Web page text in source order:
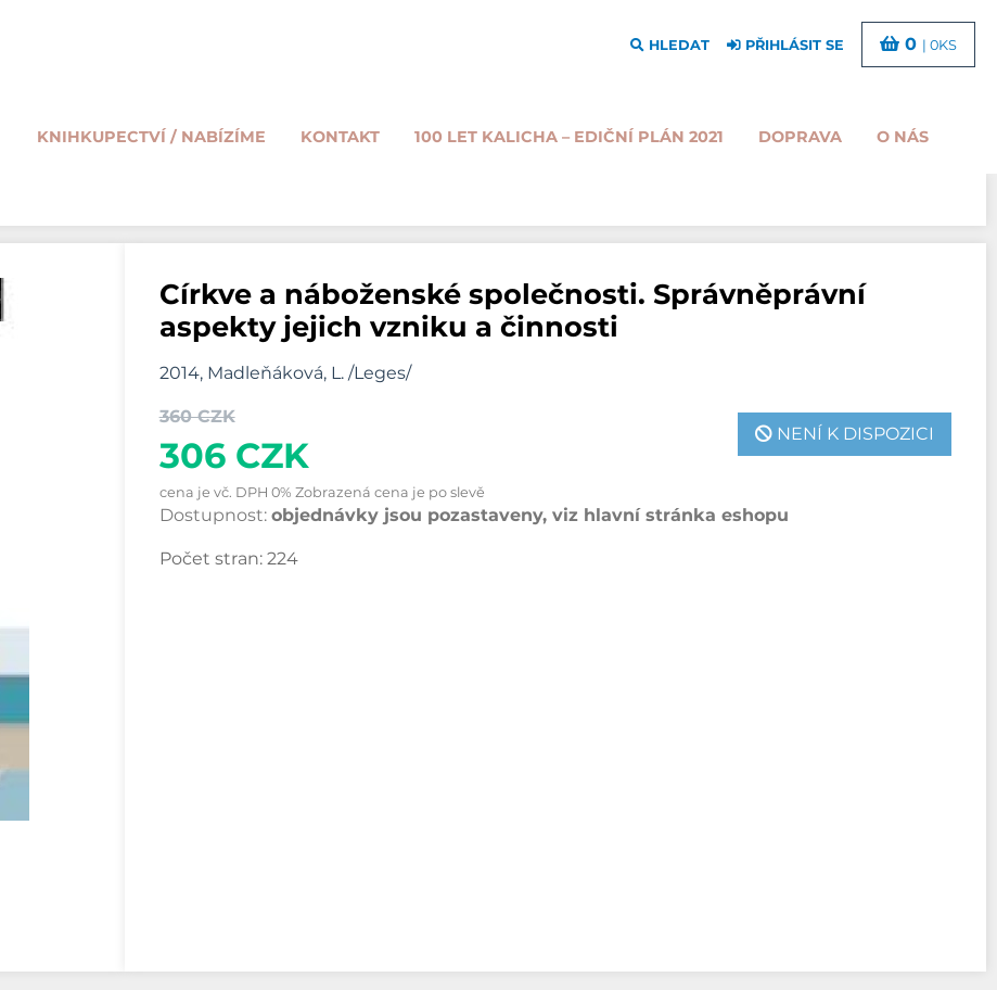
KNIHKUPECTVÍ / NABÍZÍME KONTAKT 100 LET KALICHA – EDIČNÍ PLÁN 2021 DOPRAVA O NÁS
HLEDAT PŘIHLÁSIT SE 0 | 0KS
Církve a náboženské společnosti. Správněprávní
aspekty jejich vzniku a činnosti
2014, Madleňáková, L. /Leges/
360 CZK
306 CZK
NENÍ K DISPOZICI
cena je vč. DPH 0% Zobrazená cena je po slevě
Dostupnost: objednávky jsou pozastaveny, viz hlavní stránka eshopu
Počet stran: 224